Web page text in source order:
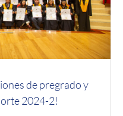
de pregrado y
2024-2!